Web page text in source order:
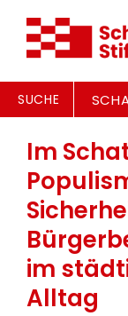
SUCHE
Im
im
Alltag